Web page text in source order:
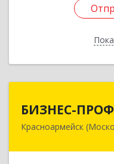
БИЗНЕС-ПРОФ
Красноармейск
141290,